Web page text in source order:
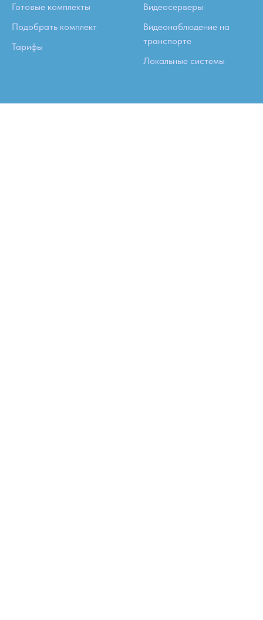
Готовые комплекты
Подобрать комплект
Тарифы
Видеосерверы
Видеонаблюдение на
транспорте
Локальные системы